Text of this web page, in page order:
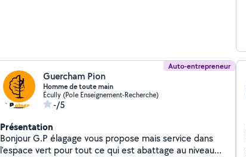
Auto-entrepreneur
Guercham Pion
Homme de toute main
Écully (Pole Enseignement-Recherche)
-/5
Présentation
Bonjour G.P élagage vous propose mais service dans
l'espace vert pour tout ce qui est abattage au niveau